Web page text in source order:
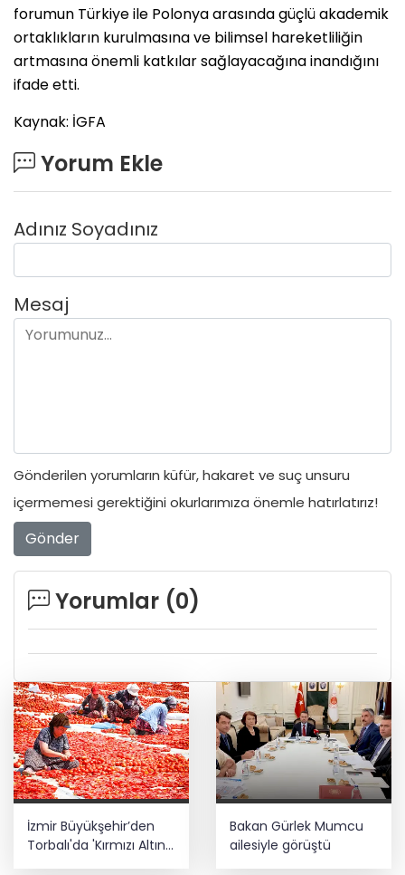
forumun Türkiye ile Polonya arasında güçlü akademik
ortaklıkların kurulmasına ve bilimsel hareketliliğin
artmasına önemli katkılar sağlayacağına inandığını
ifade etti.
Kaynak: İGFA
Yorum Ekle
Adınız Soyadınız
Mesaj
Gönderilen yorumların küfür, hakaret ve suç unsuru
içermemesi gerektiğini okurlarımıza önemle hatırlatırız!
Gönder
Yorumlar (0)
İzmir Büyükşehir’den
Torbalı'da 'Kırmızı Altın'
Bakan Gürlek Mumcu
ailesiyle görüştü